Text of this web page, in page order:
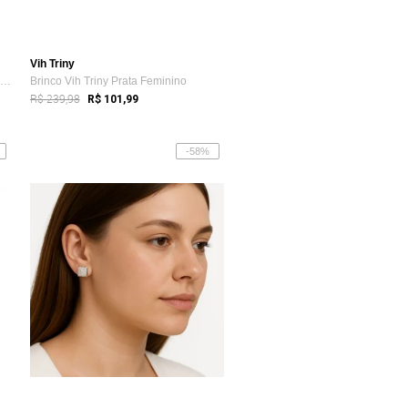
Brinco Vih Triny Prata Feminino Gota Pedra
Vih Triny
Brinco Vih Triny Prata Feminino
R$ 239,98 R$ 101,99
-58%